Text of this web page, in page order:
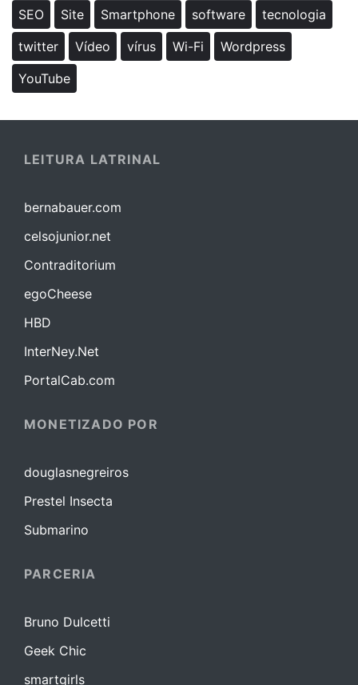
SEO
Site Smartphone software
tecnologia
twitter
Vídeo vírus Wi-Fi
Wordpress
YouTube
LEITURA LATRINAL
bernabauer.com
celsojunior.net
Contraditorium
egoCheese
HBD
InterNey.Net
PortalCab.com
MONETIZADO POR
douglasnegreiros
Prestel Insecta
Submarino
PARCERIA
Bruno Dulcetti
Geek Chic
smartgirls